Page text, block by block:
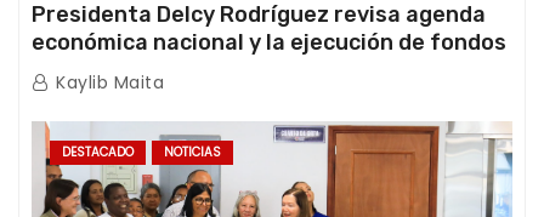
Presidenta Delcy Rodríguez revisa agenda
económica nacional y la ejecución de fondos
de emergencia post-sismos
Kaylib Maita
DESTACADO NOTICIAS